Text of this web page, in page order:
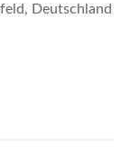
Deutschland